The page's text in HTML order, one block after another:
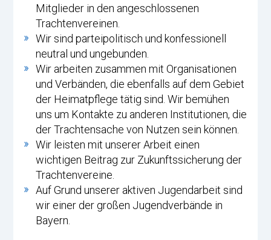
Mitglieder in den angeschlossenen
Trachtenvereinen.
Wir sind parteipolitisch und konfessionell
neutral und ungebunden.
Wir arbeiten zusammen mit Organisationen
und Verbänden, die ebenfalls auf dem Gebiet
der Heimatpflege tätig sind. Wir bemühen
uns um Kontakte zu anderen Institutionen, die
der Trachtensache von Nutzen sein können.
Wir leisten mit unserer Arbeit einen
wichtigen Beitrag zur Zukunftssicherung der
Trachtenvereine.
Auf Grund unserer aktiven Jugendarbeit sind
wir einer der großen Jugendverbände in
Bayern.